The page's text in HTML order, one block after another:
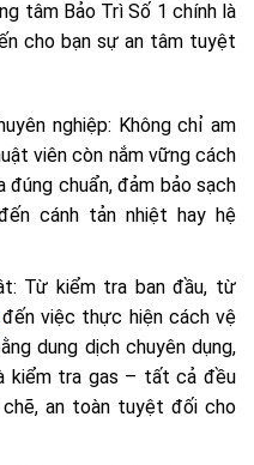
tâm Bảo Trì Số 1 chính là
cho bạn sự an tâm tuyệt
nghiệp: Không chỉ am
viên còn nắm vững cách
đúng chuẩn, đảm bảo sạch
cánh tản nhiệt hay hệ
Từ kiểm tra ban đầu, từ
việc thực hiện cách vệ
dung dịch chuyên dụng,
kiểm tra gas – tất cả đều
an toàn tuyệt đối cho